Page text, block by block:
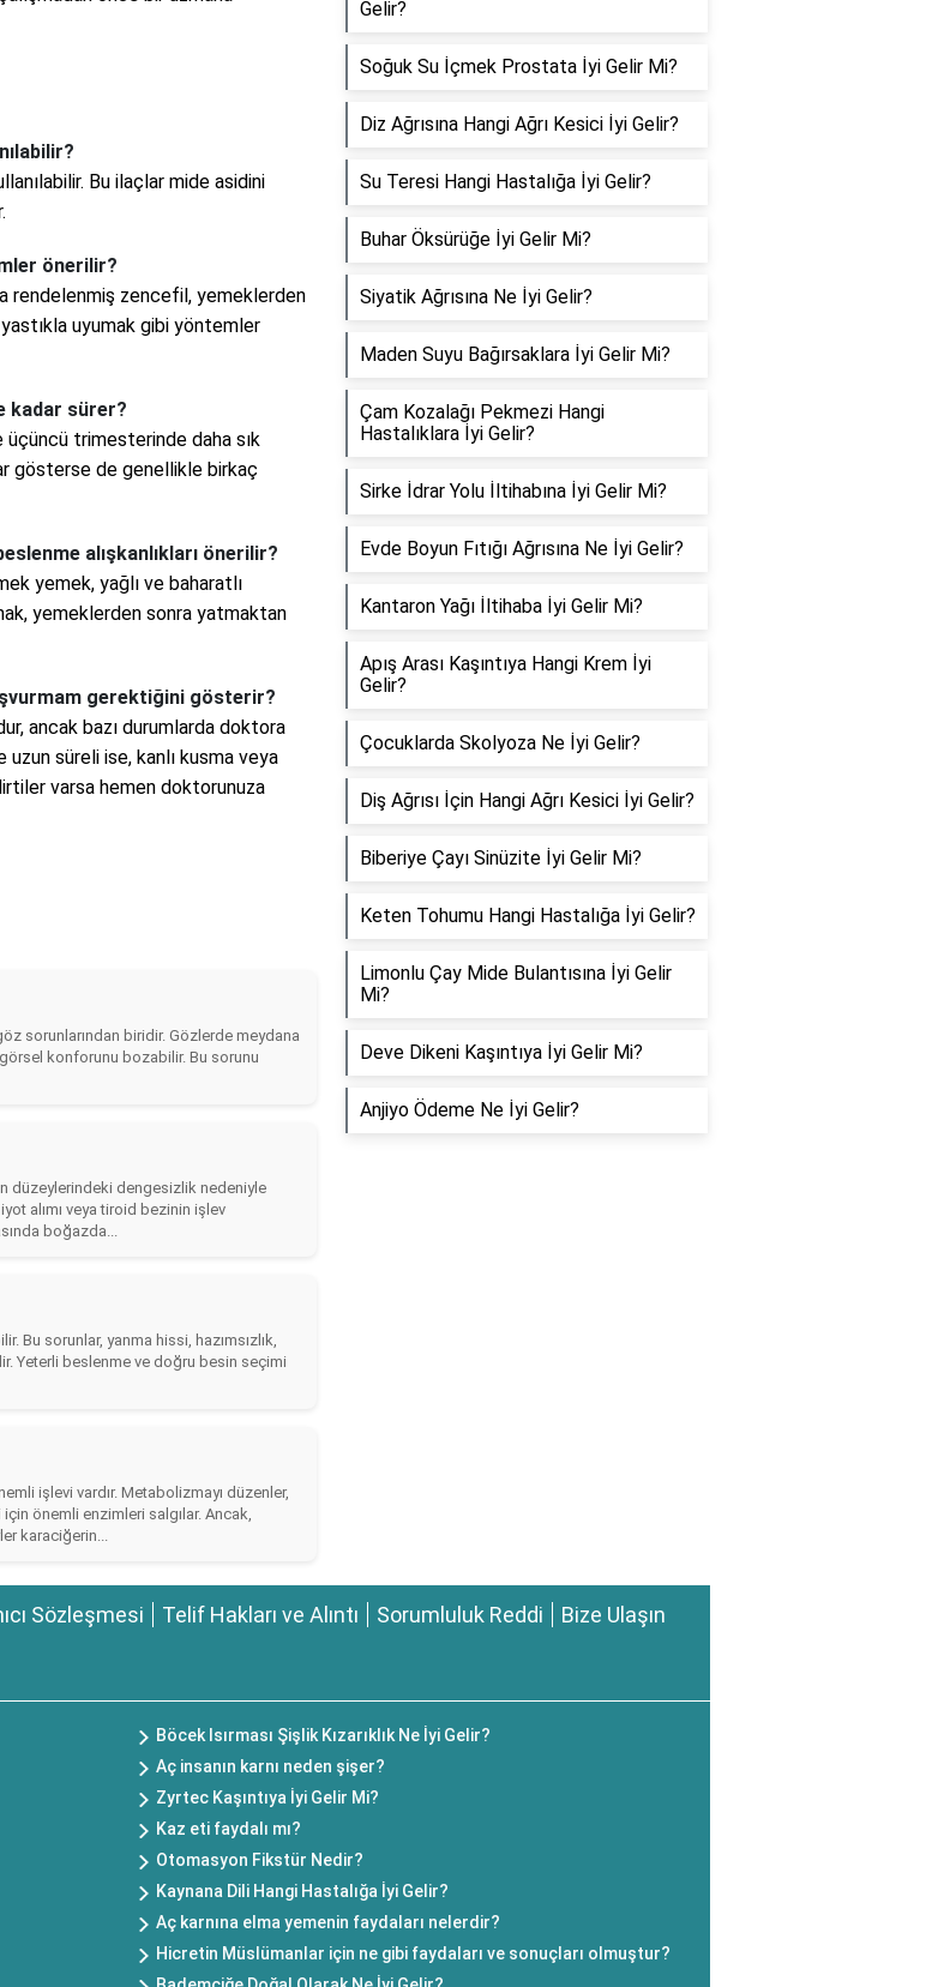
Bu ilaçlar mide asidini
önerilir?
rendelenmiş zencefil, yemeklerden
uyumak gibi yöntemler
kadar sürer?
trimesterinde daha sık
gösterse de genellikle birkaç
alışkanlıkları önerilir?
yemek, yağlı ve baharatlı
yemeklerden sonra yatmaktan
gerektiğini gösterir?
ancak bazı durumlarda doktora
uzun süreli ise, kanlı kusma veya
varsa hemen doktorunuza
sorunlarından biridir. Gözlerde meydana
konforunu bozabilir. Bu sorunu
düzeylerindeki dengesizlik nedeniyle
alımı veya tiroid bezinin işlev
boğazda...
Bu sorunlar, yanma hissi, hazımsızlık,
Yeterli beslenme ve doğru besin seçimi
işlevi vardır. Metabolizmayı düzenler,
önemli enzimleri salgılar. Ancak,
karaciğerin...
Gelir?
Soğuk Su İçmek Prostata İyi Gelir Mi?
Diz Ağrısına Hangi Ağrı Kesici İyi Gelir?
Su Teresi Hangi Hastalığa İyi Gelir?
Buhar Öksürüğe İyi Gelir Mi?
Siyatik Ağrısına Ne İyi Gelir?
Maden Suyu Bağırsaklara İyi Gelir Mi?
Çam Kozalağı Pekmezi Hangi
Hastalıklara İyi Gelir?
Sirke İdrar Yolu İltihabına İyi Gelir Mi?
Evde Boyun Fıtığı Ağrısına Ne İyi Gelir?
Kantaron Yağı İltihaba İyi Gelir Mi?
Apış Arası Kaşıntıya Hangi Krem İyi
Gelir?
Çocuklarda Skolyoza Ne İyi Gelir?
Diş Ağrısı İçin Hangi Ağrı Kesici İyi Gelir?
Biberiye Çayı Sinüzite İyi Gelir Mi?
Keten Tohumu Hangi Hastalığa İyi Gelir?
Limonlu Çay Mide Bulantısına İyi Gelir
Mi?
Deve Dikeni Kaşıntıya İyi Gelir Mi?
Anjiyo Ödeme Ne İyi Gelir?
Sözleşmesi Telif Hakları ve Alıntı Sorumluluk Reddi Bize Ulaşın
Böcek Isırması Şişlik Kızarıklık Ne İyi Gelir?
Aç insanın karnı neden şişer?
Zyrtec Kaşıntıya İyi Gelir Mi?
Kaz eti faydalı mı?
Otomasyon Fikstür Nedir?
Kaynana Dili Hangi Hastalığa İyi Gelir?
Aç karnına elma yemenin faydaları nelerdir?
Hicretin Müslümanlar için ne gibi faydaları ve sonuçları olmuştur?